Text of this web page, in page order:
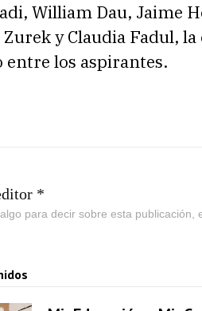
William Dau, Jaime
y Claudia Fadul,
entre los aspirantes.
*
para decir sobre esta